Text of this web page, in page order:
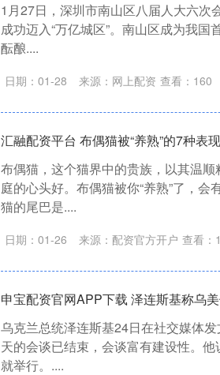
1月27日，深圳市南山区八届人大六次
成功迈入“万亿城区”。南山区成为我国
酝酿....
日期：01-28 来源：网上配资 查看： 160
汇融配资平台 布偶猫被“养熟”的7种表
布偶猫，这个猫界中的贵族，以其温
庭的心头好。布偶猫被你“养熟”了，
猫的尾巴是....
日期：01-26 来源：配资官方开户 查看：
申宝配资官网APP下载 泽连斯基称乌
乌克兰总统泽连斯基24日在社交媒体
天的会谈已结束，会谈富有建设性。
就举行。....